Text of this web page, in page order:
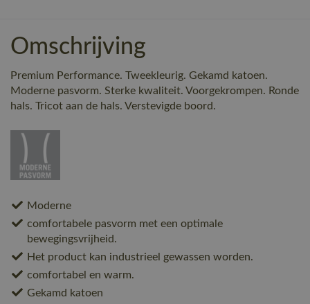
Omschrijving
Premium Performance. Tweekleurig. Gekamd katoen.
Moderne pasvorm. Sterke kwaliteit. Voorgekrompen. Ronde
hals. Tricot aan de hals. Verstevigde boord.
Moderne
comfortabele pasvorm met een optimale
bewegingsvrijheid.
Het product kan industrieel gewassen worden.
comfortabel en warm.
Gekamd katoen